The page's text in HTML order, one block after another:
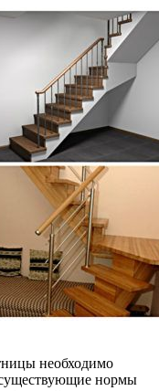
необходимо
существующие нормы